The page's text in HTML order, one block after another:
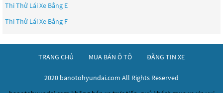
Thi Thử Lái Xe Bằng E
Thi Thử Lái Xe Bằng F
TRANG CHỦ MUA BÁN Ô TÔ ĐĂNG TIN XE
2020 banotohyundai.com All Rights Reserved